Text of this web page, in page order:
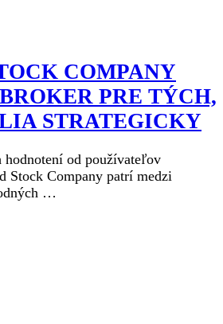
COMPANY
PRE TÝCH,
STRATEGICKY
od používateľov
Stock Company patrí medzi
…